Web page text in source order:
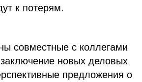
к потерям.
совместные с коллегами
новых деловых
предложения о